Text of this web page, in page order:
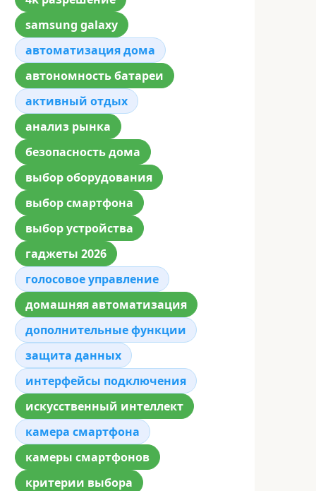
samsung galaxy
автоматизация дома
автономность батареи
активный отдых
анализ рынка
безопасность дома
выбор оборудования
выбор смартфона
выбор устройства
гаджеты 2026
голосовое управление
домашняя автоматизация
дополнительные функции
защита данных
интерфейсы подключения
искусственный интеллект
камера смартфона
камеры смартфонов
критерии выбора